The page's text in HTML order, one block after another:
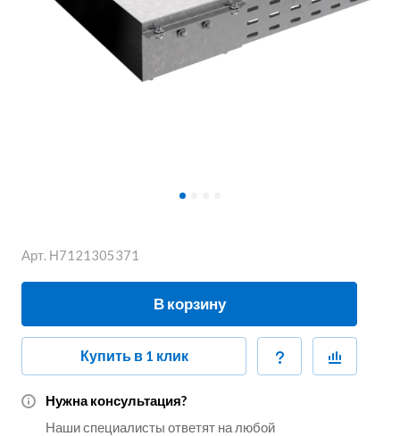
Арт. Н7121305371
В корзину
Купить в 1 клик
Нужна консультация?
Наши специалисты ответят на любой